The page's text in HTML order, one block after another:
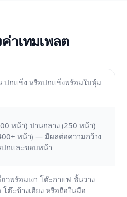
าเทมเพลต
ปกแข็ง หรือปกแข็งพร้อมใบหุ้ม
หน้า) ปานกลาง (250 หน้า)
หน้า) — มีผลต่อความกว้าง
กและขอบหน้า
วพร้อมเงา โต๊ะกาแฟ ชั้นวาง
โต๊ะข้างเตียง หรือถือในมือ